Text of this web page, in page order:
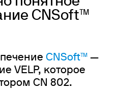
CNSoft™
CNSoft™ —
VELP, которое
CN 802.